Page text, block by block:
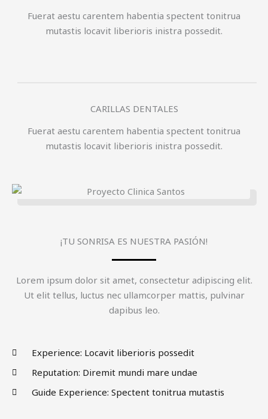
Fuerat aestu carentem habentia spectent tonitrua
mutastis locavit liberioris inistra possedit.
CARILLAS DENTALES
Fuerat aestu carentem habentia spectent tonitrua
mutastis locavit liberioris inistra possedit.
Fuerat aestu carentem habentia spectent tonitrua
mutastis locavit liberioris inistra possedit.
¡TU SONRISA ES NUESTRA PASIÓN!
Lorem ipsum dolor sit amet, consectetur adipiscing elit.
Ut elit tellus, luctus nec ullamcorper mattis, pulvinar
dapibus leo.
Experience: Locavit liberioris possedit
Reputation: Diremit mundi mare undae
Guide Experience: Spectent tonitrua mutastis